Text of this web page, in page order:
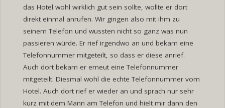
das Hotel wohl wirklich gut sein sollte, wollte er dort
direkt einmal anrufen. Wir gingen also mit ihm zu
seinem Telefon und wussten nicht so ganz was nun
passieren würde. Er rief irgendwo an und bekam eine
Telefonnummer mitgeteilt, so dass er diese anrief.
Auch dort bekam er erneut eine Telefonnummer
mitgeteilt. Diesmal wohl die echte Telefonnummer vom
Hotel. Auch dort rief er wieder an und sprach nur sehr
kurz mit dem Mann am Telefon und hielt mir dann den